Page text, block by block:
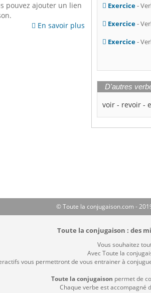
Exercice-
Exercice-
Exercice-
D'autres
voir - revoir -
pouvez ajouter un lien
 En savoir plus
© Toute la conjugaison.com -
Toute la conjugaison : des
Vous souhaitez
Avec Toute la
vous permettront de vous entrainer à
Toute la conjugaison permet de
Chaque verbe est accompagné